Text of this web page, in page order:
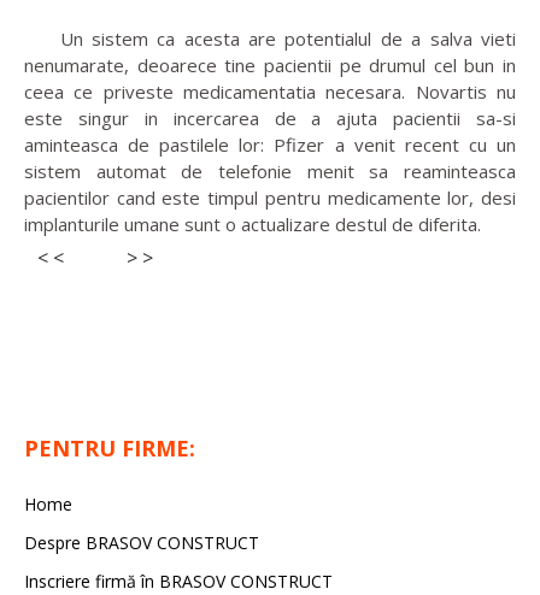
Un sistem ca acesta are potentialul de a salva vieti
nenumarate, deoarece tine pacientii pe drumul cel bun in
ceea ce priveste medicamentatia necesara. Novartis nu
este singur in incercarea de a ajuta pacientii sa-si
aminteasca de pastilele lor: Pfizer a venit recent cu un
sistem automat de telefonie menit sa reaminteasca
pacientilor cand este timpul pentru medicamente lor, desi
implanturile umane sunt o actualizare destul de diferita.
< < > >
PENTRU FIRME:
Home
Despre BRASOV CONSTRUCT
Inscriere firmă în BRASOV CONSTRUCT